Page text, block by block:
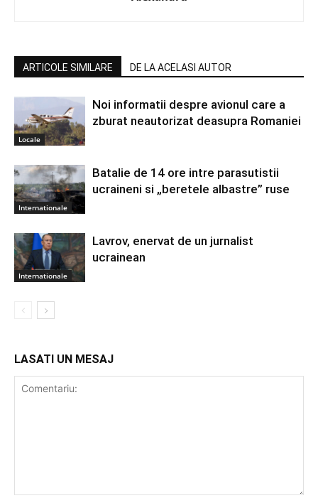
ARTICOLE SIMILARE DE LA ACELASI AUTOR
Locale
Noi informatii despre avionul care a
zburat neautorizat deasupra Romaniei
Internationale
Batalie de 14 ore intre parasutistii
ucraineni si „beretele albastre” ruse
Internationale
Lavrov, enervat de un jurnalist
ucrainean
LASATI UN MESAJ